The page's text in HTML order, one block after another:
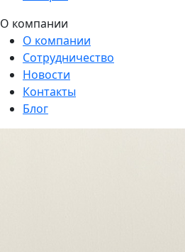
О компании
О компании
Сотрудничество
Новости
Контакты
Блог